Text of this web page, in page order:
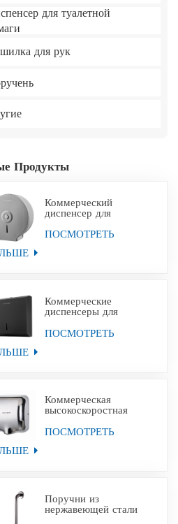
для туалетной
для рук
Продукты
Коммерческий
диспенсер для
туалетной бумаги
Jumbo из
ПОСМОТРЕТЬ
Коммерческие
диспенсеры для
полотенец для рук из
черной бумаги из
ПОСМОТРЕТЬ
Коммерческая
высокоскоростная
сушилка для рук для
уборных
ПОСМОТРЕТЬ
Поручни из
нержавеющей стали
для инвалидов